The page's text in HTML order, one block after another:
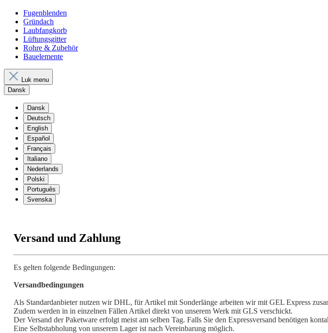
Fugenblenden
Gründach
Laubfangkorb
Lüftungsgitter
Rohre & Zubehör
Bauelemente
Luk menu
Dansk
Dansk
Deutsch
English
Español
Français
Italiano
Nederlands
Polski
Português
Svenska
Versand und Zahlung
Es gelten folgende Bedingungen:
Versandbedingungen
Als Standardanbieter nutzen wir DHL, für Artikel mit Sonderlänge arbeiten wir mit GEL Express
Zudem werden in in einzelnen Fällen Artikel direkt von unserem Werk mit GLS verschickt.
Der Versand der Paketware erfolgt meist am selben Tag. Falls Sie den Expressversand benötigen
Eine Selbstabholung von unserem Lager ist nach Vereinbarung möglich.